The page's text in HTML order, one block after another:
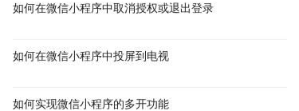
如何在微信小程序中取消授权或退出登录
如何在微信小程序中投屏到电视
如何实现微信小程序的多开功能